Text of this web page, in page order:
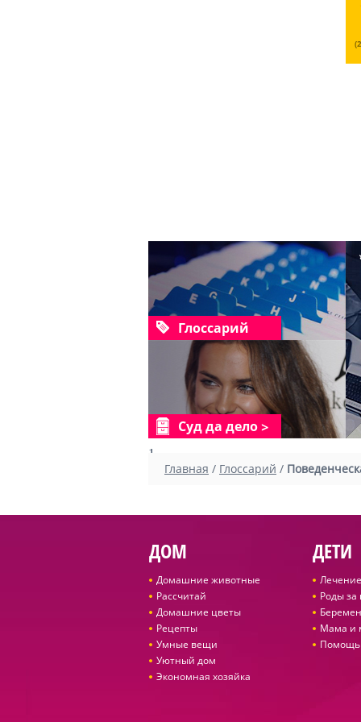
Глоссарий
Суд да дело
1
Главная / Глоссарий /
ДОМ
Домашние животные
Рассчитай
Домашние цветы
Рецепты
Умные вещи
Уютный дом
Экономная хозяйка
ДЕТИ
Роды за
Мама и
Помощь